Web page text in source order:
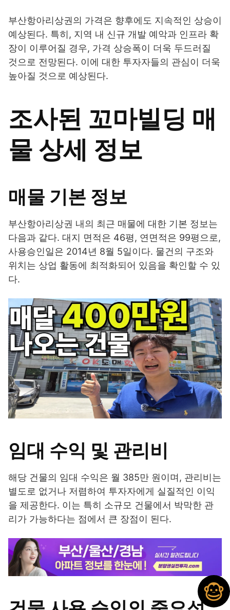
부산항아리상권의 가격은 향후에도 지속적인 상승이
예상된다. 특히, 지역 내 신규 개발 예악과 인프라 확
장이 이루어질 경우, 가격 상승폭이 더욱 두드러질
것으로 전망된다. 이에 대한 투자자들의 관심이 더욱
높아질 것으로 예상된다.
조사된 꼬마빌딩 매
물 상세 정보
매물 기본 정보
부산항아리상권 내의 최근 매물에 대한 기본 정보는
다음과 같다. 대지 면적은 46평, 연면적은 99평으로,
사용승인일은 2014년 8월 5일이다. 물건의 구조와
위치는 상업 활동에 최적화되어 있음을 확인할 수 있
다.
임대 수익 및 관리비
해당 건물의 임대 수익은 월 385만 원이며, 관리비는
별도로 없거나 저렴하여 투자자에게 실질적인 이익
을 제공한다. 이는 특히 소규모 건물에서 박막한 관
리가 가능하다는 점에서 큰 장점이 된다.